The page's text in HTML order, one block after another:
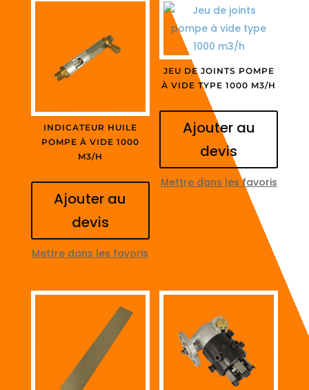
INDICATEUR HUILE
POMPE À VIDE 1000
M3/H
Ajouter au
devis
Mettre dans les favoris
JEU DE JOINTS POMPE
À VIDE TYPE 1000 M3/H
Ajouter au
devis
Mettre dans les favoris